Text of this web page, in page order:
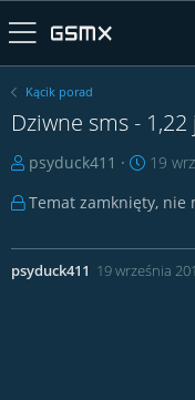
Kącik porad
Dziwne sms - 1,22
T
r
a
d
psyduck411
D
t
r
o
19
Temat zamknięty, nie
psyduck411 19 września